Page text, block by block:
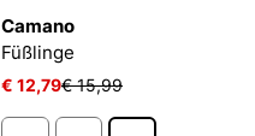
Camano
Füßlinge
€ 12,79€ 15,99